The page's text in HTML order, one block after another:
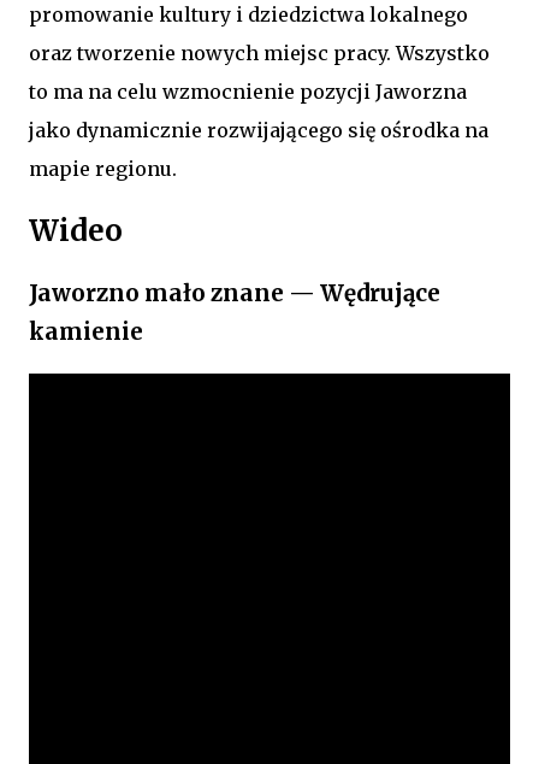
promowanie kultury i dziedzictwa lokalnego
oraz tworzenie nowych miejsc pracy. Wszystko
to ma na celu wzmocnienie pozycji Jaworzna
jako dynamicznie rozwijającego się ośrodka na
mapie regionu.
Wideo
Jaworzno mało znane — Wędrujące
kamienie